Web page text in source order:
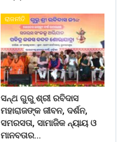
ରାଜନୀତି
ସନ୍ଥ ଗୁରୁ ଶ୍ରୀ ରବିଦାସ
ମହାରାଜଙ୍କ ଜୀବନ, ଦର୍ଶନ,
ସମରସତା, ସାମାଜିକ ନ୍ୟାୟ ଓ
ମାନବତାର…